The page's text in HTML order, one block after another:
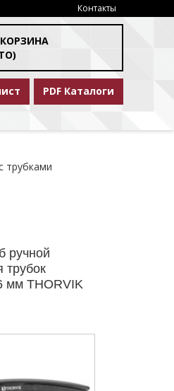
Контакты
PDF Каталоги
трубками
ручной
мм THORVIK